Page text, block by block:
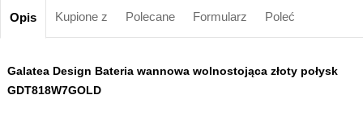
Opis Kupione z Polecane Formularz Poleć
Galatea Design Bateria wannowa wolnostojąca złoty połysk
GDT818W7GOLD